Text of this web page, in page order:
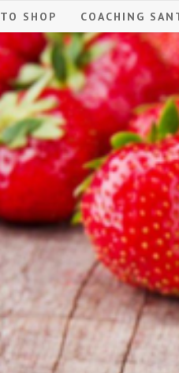
SHOP COACHING